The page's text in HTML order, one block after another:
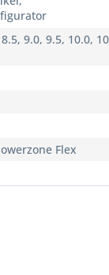
9.0, 9.5, 10.0,
Flex